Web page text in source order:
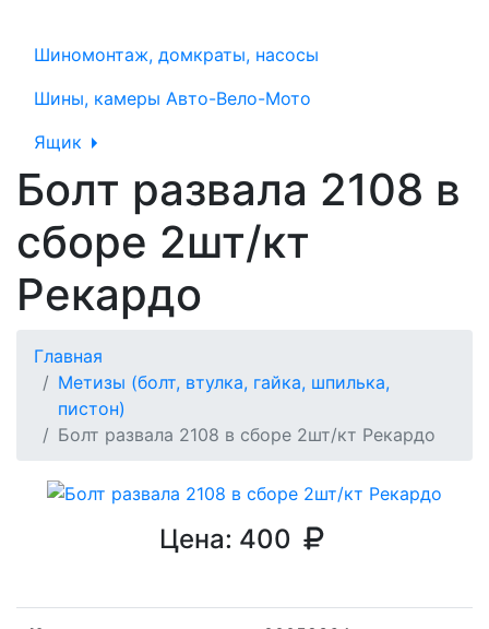
Шиномонтаж, домкраты, насосы
Шины, камеры Авто-Вело-Мото
Ящик
Болт развала 2108 в
сборе 2шт/кт
Рекардо
Главная
Метизы (болт, втулка, гайка, шпилька,
пистон)
Болт развала 2108 в сборе 2шт/кт Рекардо
Цена: 400